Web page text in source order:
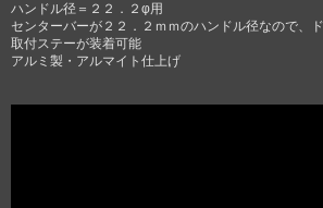
ハンドル径＝２２．２φ用
センターバーが２２．２ｍｍのハンドル径なので、
取付ステーが装着可能
アルミ製・アルマイト仕上げ